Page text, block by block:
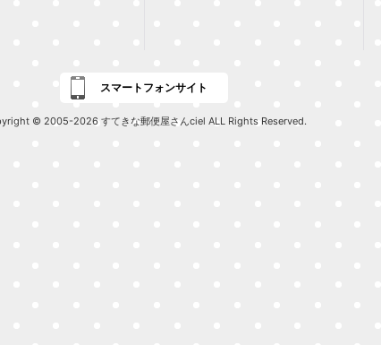
スマートフォンサイト
© 2005-2026 すてきな郵便屋さんciel ALL Rights Reserved.